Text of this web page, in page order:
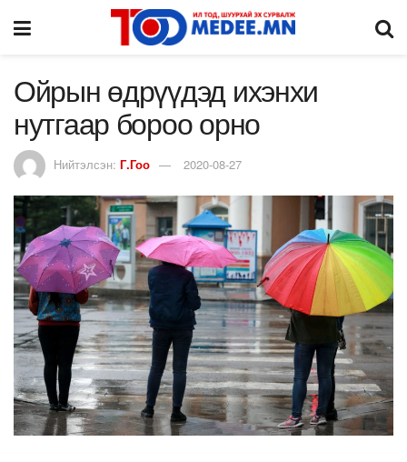
Ойрын өдрүүдэд ихэнхи
нутгаар бороо орно
Нийтэлсэн: Г.Гоо 2020-08-27